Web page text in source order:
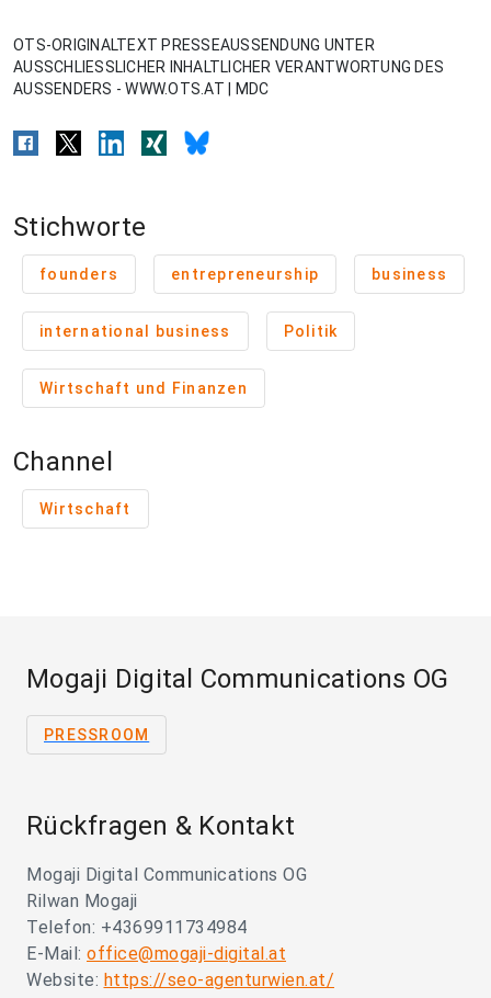
OTS-ORIGINALTEXT PRESSEAUSSENDUNG UNTER
AUSSCHLIESSLICHER INHALTLICHER VERANTWORTUNG DES
AUSSENDERS - WWW.OTS.AT | MDC
Stichworte
founders entrepreneurship business
international business Politik
Wirtschaft und Finanzen
Channel
Wirtschaft
Mogaji Digital Communications OG
PRESSROOM
Rückfragen & Kontakt
Mogaji Digital Communications OG
Rilwan Mogaji
Telefon: +4369911734984
E-Mail: office@mogaji-digital.at
Website: https://seo-agenturwien.at/